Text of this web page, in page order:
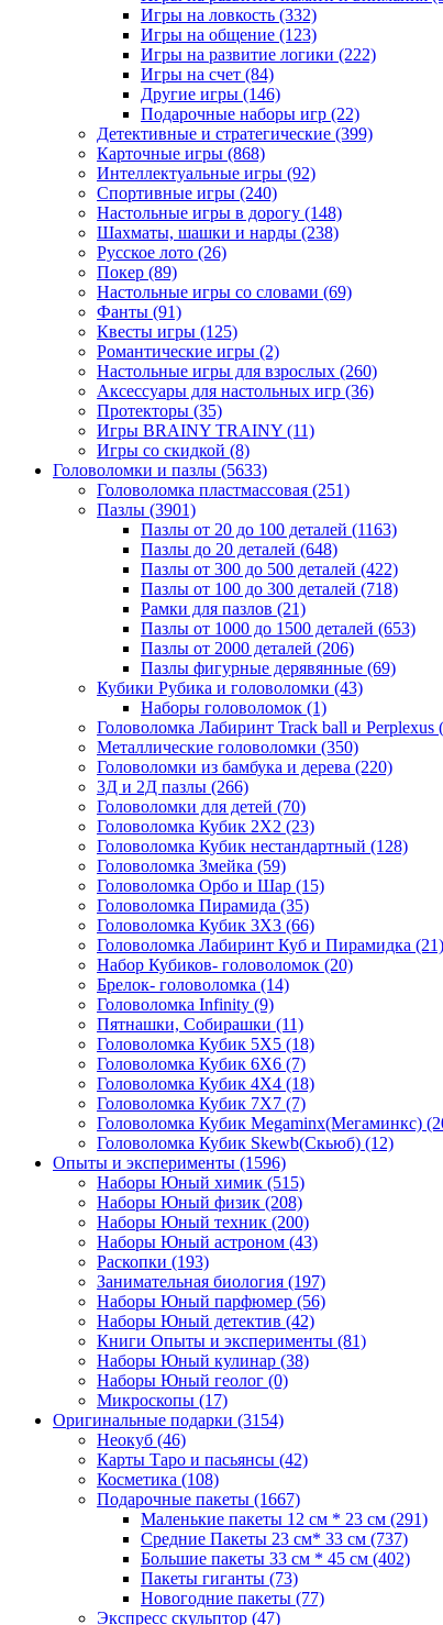
Игры на ловкость (332)
Игры на общение (123)
Игры на развитие логики (222)
Игры на счет (84)
Другие игры (146)
Подарочные наборы игр (22)
Детективные и стратегические (399)
Карточные игры (868)
Интеллектуальные игры (92)
Спортивные игры (240)
Настольные игры в дорогу (148)
Шахматы, шашки и нарды (238)
Русское лото (26)
Покер (89)
Настольные игры со словами (69)
Фанты (91)
Квесты игры (125)
Романтические игры (2)
Настольные игры для взрослых (260)
Аксессуары для настольных игр (36)
Протекторы (35)
Игры BRAINY TRAINY (11)
Игры со скидкой (8)
Головоломки и пазлы (5633)
Головоломка пластмассовая (251)
Пазлы (3901)
Пазлы от 20 до 100 деталей (1163)
Пазлы до 20 деталей (648)
Пазлы от 300 до 500 деталей (422)
Пазлы от 100 до 300 деталей (718)
Рамки для пазлов (21)
Пазлы от 1000 до 1500 деталей (653)
Пазлы от 2000 деталей (206)
Пазлы фигурные дерявянные (69)
Кубики Рубика и головоломки (43)
Наборы головоломок (1)
Головоломка Лабиринт Track ball и Perplexus
Металлические головоломки (350)
Головоломки из бамбука и дерева (220)
3Д и 2Д пазлы (266)
Головоломки для детей (70)
Головоломка Кубик 2Х2 (23)
Головоломка Кубик нестандартный (128)
Головоломка Змейка (59)
Головоломка Орбо и Шар (15)
Головоломка Пирамида (35)
Головоломка Кубик 3Х3 (66)
Головоломка Лабиринт Куб и Пирамидка (21)
Набор Кубиков- головоломок (20)
Брелок- головоломка (14)
Головоломка Infinity (9)
Пятнашки, Собирашки (11)
Головоломка Кубик 5Х5 (18)
Головоломка Кубик 6Х6 (7)
Головоломка Кубик 4Х4 (18)
Головоломка Кубик 7Х7 (7)
Головоломка Кубик Megaminx(Мегаминкс)
Головоломка Кубик Skewb(Скьюб) (12)
Опыты и эксперименты (1596)
Наборы Юный химик (515)
Наборы Юный физик (208)
Наборы Юный техник (200)
Наборы Юный астроном (43)
Раскопки (193)
Занимательная биология (197)
Наборы Юный парфюмер (56)
Наборы Юный детектив (42)
Книги Опыты и эксперименты (81)
Наборы Юный кулинар (38)
Наборы Юный геолог (0)
Микроскопы (17)
Оригинальные подарки (3154)
Неокуб (46)
Карты Таро и пасьянсы (42)
Косметика (108)
Подарочные пакеты (1667)
Маленькие пакеты 12 см * 23 см (291)
Средние Пакеты 23 см* 33 см (737)
Большие пакеты 33 см * 45 см (402)
Пакеты гиганты (73)
Новогодние пакеты (77)
Экспресс скульптор (47)